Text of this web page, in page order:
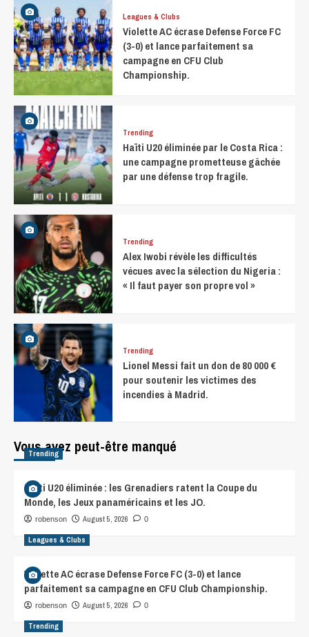
Leagues & Clubs
Violette AC écrase Defense Force FC
(3-0) et lance parfaitement sa
campagne en CFU Club
Championship.
Trending
Haïti U20 éliminée par le Costa Rica :
une campagne prometteuse gâchée
par une défense trop fragile.
Trending
Alex Iwobi révèle les difficultés
vécues avec la sélection du Nigeria :
« Il faut payer son propre vol »
Trending
Lionel Messi fait un don de 80 000 €
pour soutenir les victimes des
incendies à Madrid.
Vous avez peut-être manqué
Trending
Haïti U20 éliminée : les Grenadiers ratent la Coupe du
Monde, les Jeux panaméricains et les JO.
robenson August 5, 2026 0
Leagues & Clubs
Violette AC écrase Defense Force FC (3-0) et lance
parfaitement sa campagne en CFU Club Championship.
robenson August 5, 2026 0
Trending